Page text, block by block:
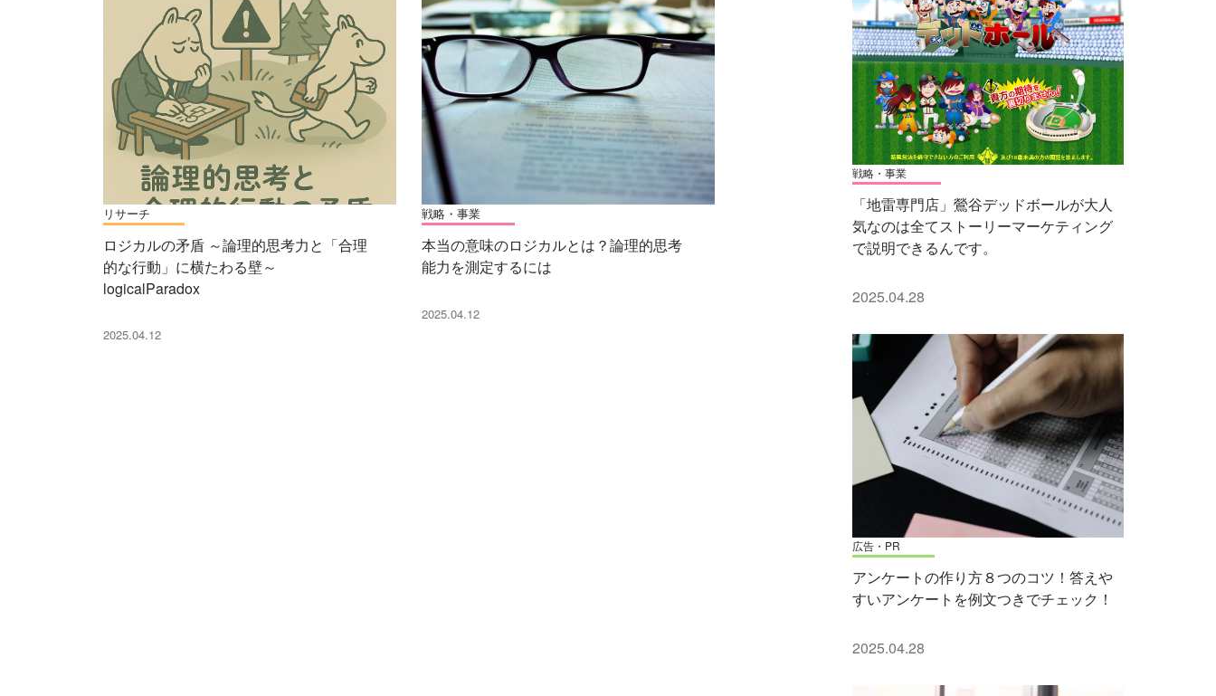
リサーチ
ロジカルの矛盾 ～論理的思考力と「合理
的な行動」に横たわる壁～
logicalParadox
2025.04.12
戦略・事業
本当の意味のロジカルとは？論理的思考
能力を測定するには
2025.04.12
戦略・事業
「地雷専門店」鶯谷デッドボールが大人
気なのは全てストーリーマーケティング
で説明できるんです。
2025.04.28
広告・PR
アンケートの作り方８つのコツ！答えや
すいアンケートを例文つきでチェック！
2025.04.28